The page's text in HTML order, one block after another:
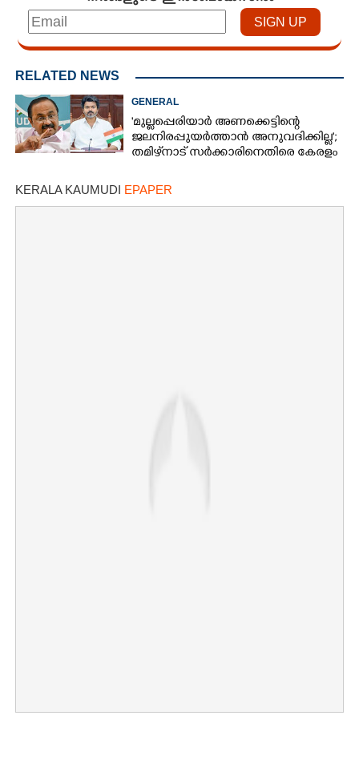
RELATED NEWS
GENERAL
'മുല്ലപ്പെരിയാർ അണക്കെട്ടിന്റെ
ജലനിരപ്പുയർത്താൻ അനുവദിക്കില്ല';
തമിഴ്‌നാട് സർക്കാരിനെതിരെ കേരളം
KERALA KAUMUDI EPAPER